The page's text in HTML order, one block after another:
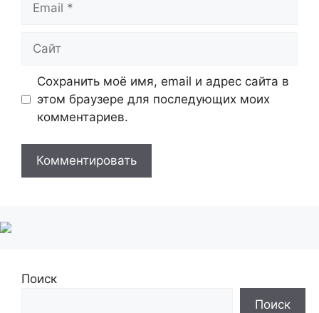
Сохранить моё имя, email и адрес сайта в
этом браузере для последующих моих
комментариев.
Поиск
Поиск